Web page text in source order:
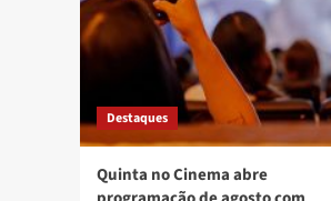
Destaques
Quinta no Cinema abre